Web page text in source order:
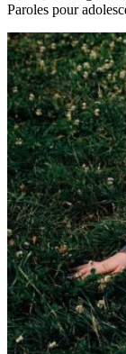
Paroles pour